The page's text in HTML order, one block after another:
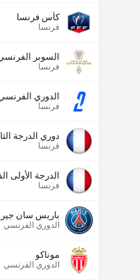
كأس فرنسا
فرنسا
السوبر
فرنسا
الدوري
فرنسا
دوري الدرجة
فرنسا
الدرجة الأولى
فرنسا
باريس سان
الدوري الفرنسي
موناكو
الدوري الفرنسي